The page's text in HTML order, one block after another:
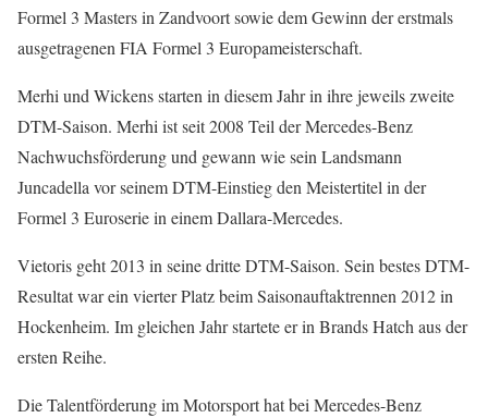
Formel 3 Masters in Zandvoort sowie dem Gewinn der erstmals
ausgetragenen FIA Formel 3 Europameisterschaft.
Merhi und Wickens starten in diesem Jahr in ihre jeweils zweite
DTM-Saison. Merhi ist seit 2008 Teil der Mercedes-Benz
Nachwuchsförderung und gewann wie sein Landsmann
Juncadella vor seinem DTM-Einstieg den Meistertitel in der
Formel 3 Euroserie in einem Dallara-Mercedes.
Vietoris geht 2013 in seine dritte DTM-Saison. Sein bestes DTM-
Resultat war ein vierter Platz beim Saisonauftaktrennen 2012 in
Hockenheim. Im gleichen Jahr startete er in Brands Hatch aus der
ersten Reihe.
Die Talentförderung im Motorsport hat bei Mercedes-Benz